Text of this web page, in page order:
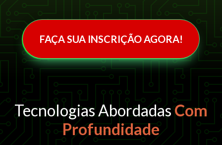
FAÇA SUA INSCRIÇÃO AGORA!
Tecnologias AbordadasCom
Profundidade